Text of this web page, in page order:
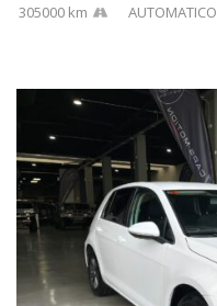
305000 km AUTOMATICO